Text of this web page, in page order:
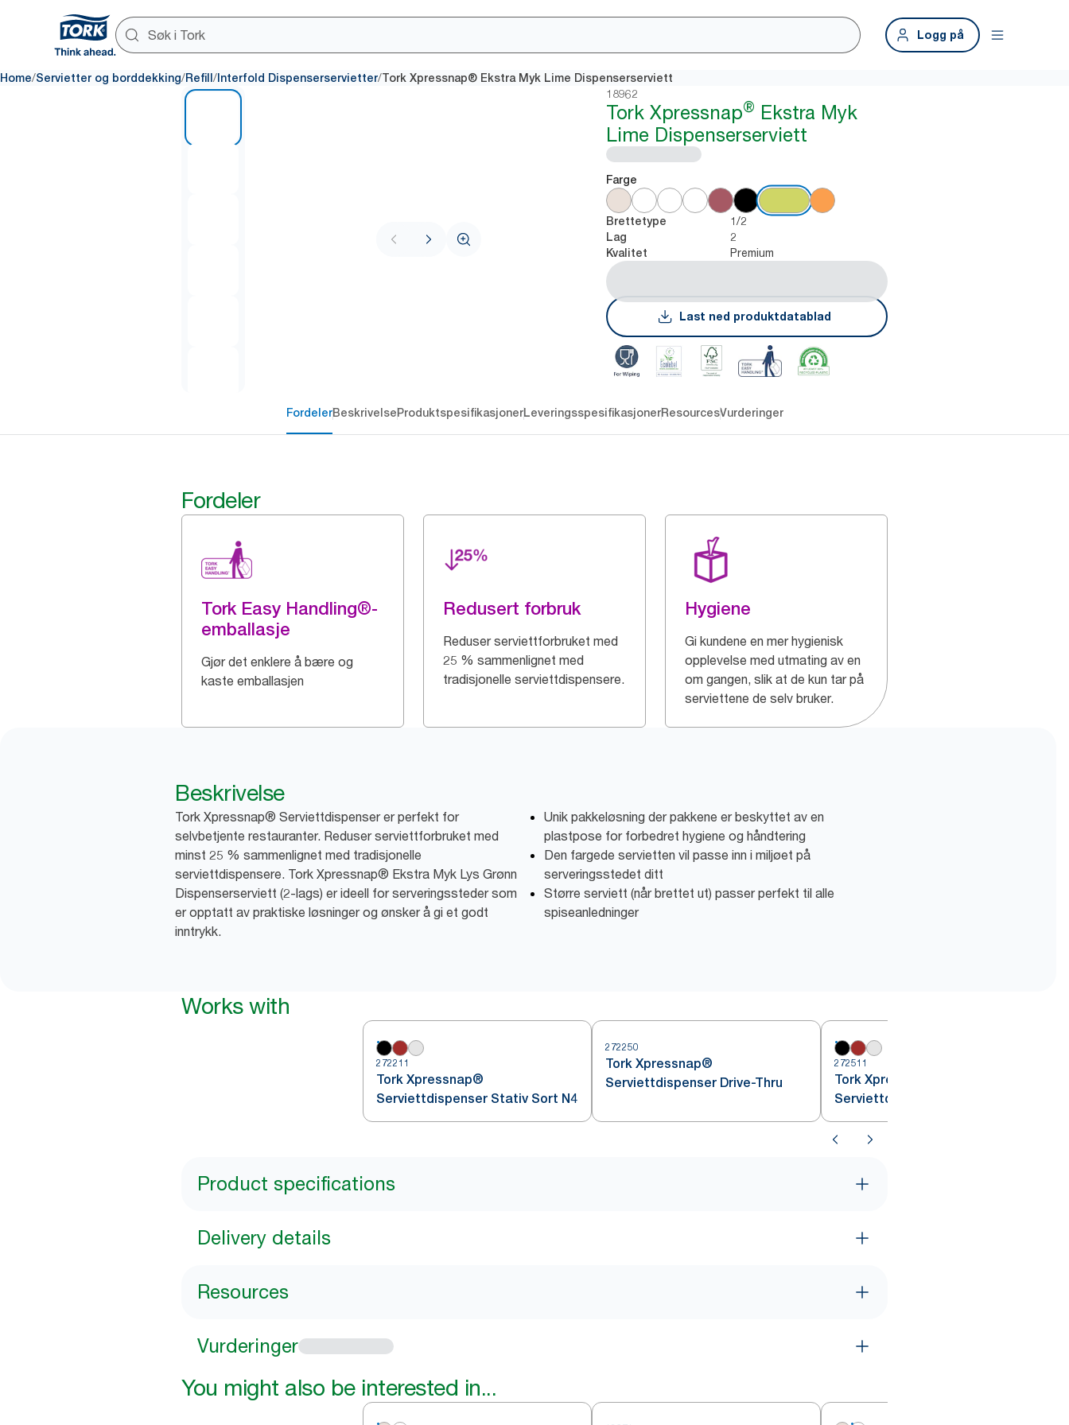
Logg på
Home/Servietter og borddekking/Refill / Interfold Dispenserservietter/Tork Xpressnap® Ekstra Myk Lime Dispenserserviett
18962
Tork Xpressnap® Ekstra Myk
Lime Dispenserserviett
Farge
Brettetype 1/2
Lag 2
Kvalitet Premium
Last ned produktdatablad
FordelerBeskrivelseProduktspesifikasjonerLeveringsspesifikasjonerResourcesVurderinger
Fordeler
Tork Easy Handling®-
emballasje
Gjør det enklere å bære og
kaste emballasjen
Redusert forbruk
Reduser serviettforbruket med
25 % sammenlignet med
tradisjonelle serviettdispensere.
Hygiene
Gi kundene en mer hygienisk
opplevelse med utmating av en
om gangen, slik at de kun tar på
serviettene de selv bruker.
Beskrivelse
Tork Xpressnap® Serviettdispenser er perfekt for
selvbetjente restauranter. Reduser serviettforbruket med
minst 25 % sammenlignet med tradisjonelle
serviettdispensere. Tork Xpressnap® Ekstra Myk Lys Grønn
Dispenserserviett (2-lags) er ideell for serveringssteder som
er opptatt av praktiske løsninger og ønsker å gi et godt
inntrykk.
Unik pakkeløsning der pakkene er beskyttet av en
plastpose for forbedret hygiene og håndtering
Den fargede servietten vil passe inn i miljøet på
serveringsstedet ditt
Større serviett (når brettet ut) passer perfekt til alle
spiseanledninger
Works with
272211
Tork Xpressnap®
Serviettdispenser Stativ Sort N4
272250
Tork Xpressnap®
Serviettdispenser Drive-Thru
272511
Tork Xpressnap®
Serviettdispenser Disk Sort N4
Product specifications
Delivery details
Resources
Vurderinger
You might also be interested in...